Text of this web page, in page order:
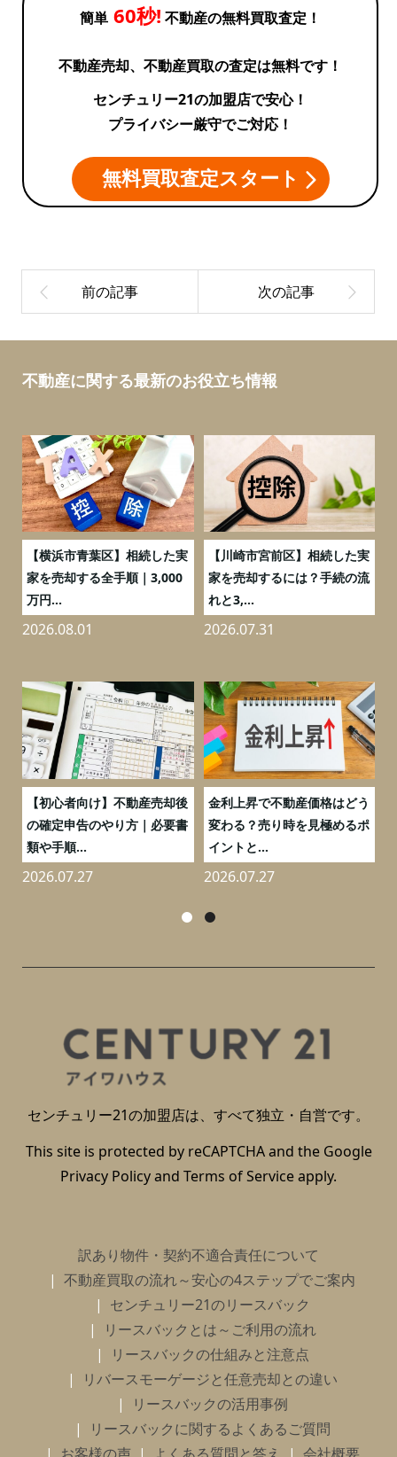
簡単 60秒! 不動産の無料買取査定！
不動産売却、不動産買取の査定は無料です！
センチュリー21の加盟店で安心！
プライバシー厳守でご対応！
無料買取査定スタート
不動産に関する最新のお役立ち情報
【横浜市青葉区】相続した実
家を売却する全手順｜3,000
万円...
2026.08.01
【川崎市宮前区】相続した実
家を売却するには？手続の流
れと3,...
2026.07.31
【初心者向け】不動産売却後
の確定申告のやり方｜必要書
類や手順...
2026.07.27
金利上昇で不動産価格はどう
変わる？売り時を見極めるポ
イントと...
2026.07.27
センチュリー21の加盟店は、すべて独立・自営です。
This site is protected by reCAPTCHA and the Google
Privacy Policyand Terms of Serviceapply.
訳あり物件・契約不適合責任について
不動産買取の流れ～安心の4ステップでご案内
センチュリー21のリースバック
リースバックとは～ご利用の流れ
リースバックの仕組みと注意点
リバースモーゲージと任意売却との違い
リースバックの活用事例
リースバックに関するよくあるご質問